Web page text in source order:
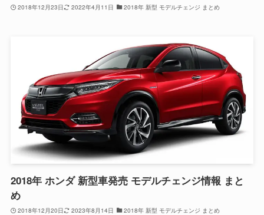
2018年12月23日 2022年4月11日 2018年 新型 モデルチェンジ まとめ
2018年 ホンダ 新型車発売 モデルチェンジ情報 まと
め
2018年12月20日 2023年8月14日 2018年 新型 モデルチェンジ まとめ